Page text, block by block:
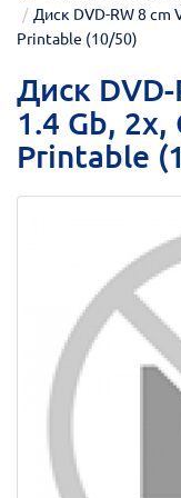
Диск DVD-RW 8 cm
Printable (10/50)
Диск
1.4 Gb, 2x,
Printable